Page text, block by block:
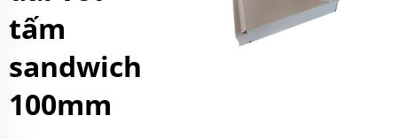
tấm
sandwich
100mm